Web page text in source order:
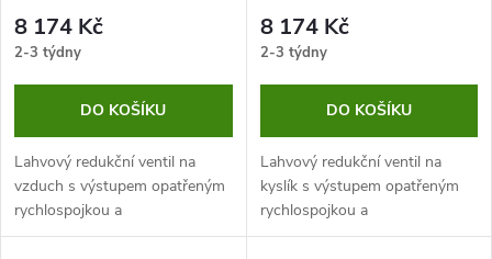
8 174 Kč
2-3 týdny
DO KOŠÍKU
Lahvový redukční ventil na
vzduch s výstupem opatřeným
rychlospojkou a
přednastaveným výstupním
8 174 Kč
2-3 týdny
DO KOŠÍKU
Lahvový redukční ventil na
kyslík s výstupem opatřeným
rychlospojkou a
přednastaveným výstupním